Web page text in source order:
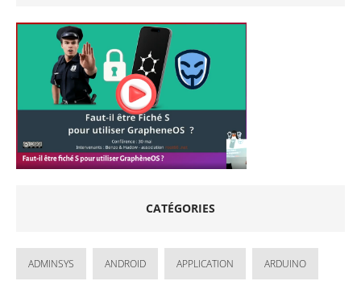
CATÉGORIES
ADMINSYS ANDROID APPLICATION ARDUINO